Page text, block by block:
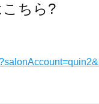
ちら?